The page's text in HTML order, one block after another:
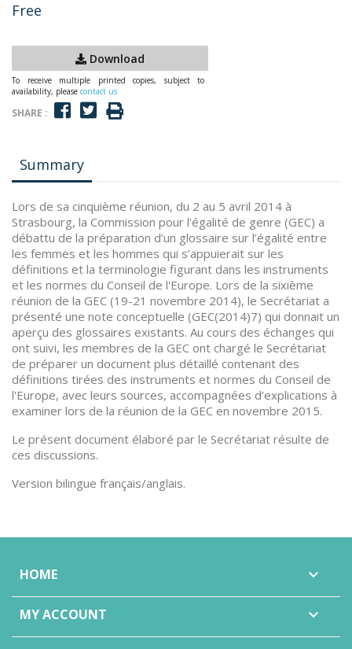
Free
Download
To receive multiple printed copies, subject to
availability, please contact us
SHARE :
Summary
Lors de sa cinquième réunion, du 2 au 5 avril 2014 à
Strasbourg, la Commission pour l'égalité de genre (GEC) a
débattu de la préparation d’un glossaire sur l’égalité entre
les femmes et les hommes qui s’appuierait sur les
définitions et la terminologie figurant dans les instruments
et les normes du Conseil de l'Europe. Lors de la sixième
réunion de la GEC (19-21 novembre 2014), le Secrétariat a
présenté une note conceptuelle (GEC(2014)7) qui donnait un
aperçu des glossaires existants. Au cours des échanges qui
ont suivi, les membres de la GEC ont chargé le Secrétariat
de préparer un document plus détaillé contenant des
définitions tirées des instruments et normes du Conseil de
l'Europe, avec leurs sources, accompagnées d’explications à
examiner lors de la réunion de la GEC en novembre 2015.
Le présent document élaboré par le Secrétariat résulte de
ces discussions.
Version bilingue français/anglais.
HOME 
MY ACCOUNT 